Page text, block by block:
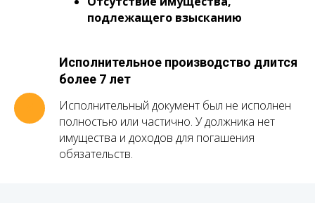
подлежащего взысканию
Исполнительное производство длится
более 7 лет
Исполнительный документ был не исполнен
полностью или частично. У должника нет
имущества и доходов для погашения
обязательств.